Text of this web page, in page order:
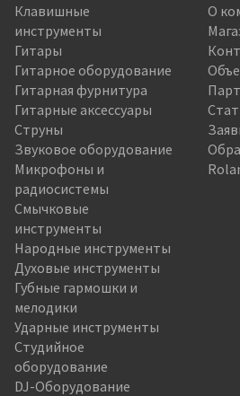
Клавишные
инструменты
Гитары
Гитарное оборудование
Гитарная фурнитура
Гитарные аксессуары
Струны
Звуковое оборудование
Микрофоны и
радиосистемы
Смычковые
инструменты
Народные инструменты
Духовые инструменты
Губные гармошки и
мелодики
Ударные инструменты
Студийное
оборудование
DJ-Оборудование
О